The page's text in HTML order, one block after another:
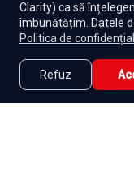
Clarity) ca să
îmbunătățim. Datele
Politica de
Refuz